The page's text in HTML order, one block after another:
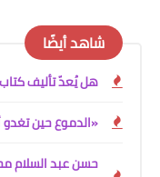
شاهد أيضًا
هل يُعدّ تأليف
«الدموع حين
حسن عبد السلام